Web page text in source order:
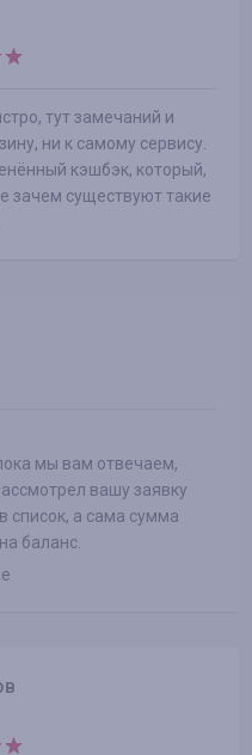
тут замечаний и
ни к самому сервису.
кэшбэк, который,
зачем существуют такие
мы вам отвечаем,
вашу заявку
список, а сама сумма
баланс.